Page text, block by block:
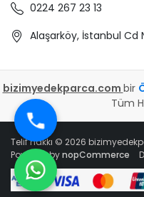
0224 267 23 13
Alaşarköy, İstanbul Cd
bizimyedekparca.com bir
Tüm
Telif hakkı © 2026
Powered bynopCommerce